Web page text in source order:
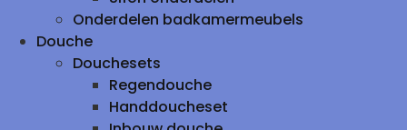
Onderdelen badkamermeubels
Douche
Douchesets
Regendouche
Handdoucheset